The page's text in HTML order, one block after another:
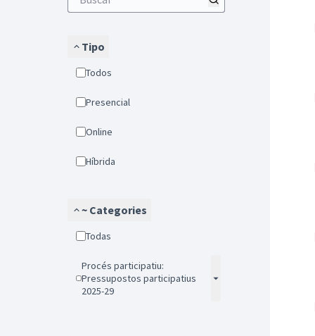
Tipo
Todos
Presencial
Online
Híbrida
~ Categories
Todas
Procés participatiu:
Pressupostos participatius
2025-29